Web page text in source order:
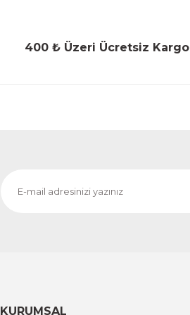
400 ₺ Üzeri Ücretsiz Kargo
KURUMSAL